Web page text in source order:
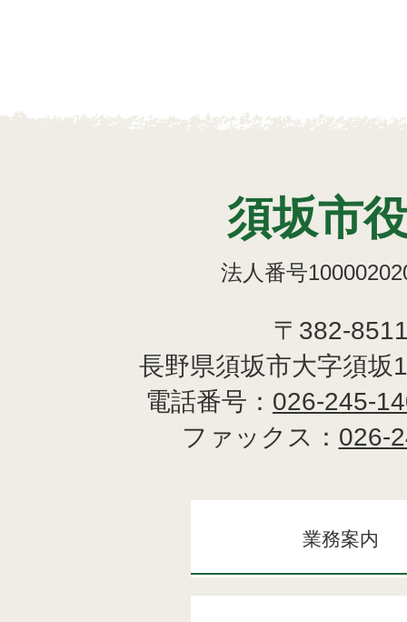
須坂市
法人番号
〒382-
長野県須坂市大字須坂
電話番号： 026-245-
ファックス： 026-
業務案内